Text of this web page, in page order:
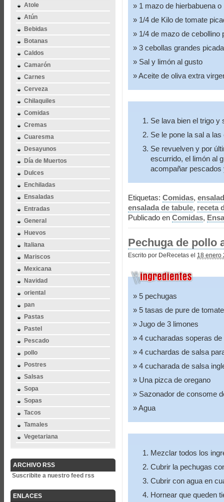
Atole
Atún
Bebidas
Botanas
Caldos
Camarón
Carnes
Cerveza
Chilaquiles
Comidas
Cremas
Cuaresma
Desayunos
Día de Muertos
Dulces
Enchiladas
Ensaladas
Entradas
General
Huevos
Italiana
Mariscos
Mexicana
Navidad
oriental
pan
Pastas
Pastel
Pescado
pollo
Postres
Salsas
Sopa
Sopas
Tacos
Tamales
Vegetariana
ARCHIVO RSS
Suscribite a nuestro feed rss
ENLACES
1 mazo de hierbabuena
1/4 de Kilo de tomate
1/4 de mazo de cebollino
3 cebollas grandes
Sal y limón al gusto
Aceite de oliva extra
Se lava bien el trigo y
Se le pone la sal a
Se revuelven y por
escurrido, el limón al
acompañar
Etiquetas: Comidas,
ensalada de tabule, receta
Publicado en Comidas,
Pechuga de pollo
Escrito por DeRecetas el 18 enero
5 pechugas
5 tasas de pure de tomate
Jugo de 3 limones
4 cucharadas soperas
4 cuchardas de salsa
4 cucharada de salsa
Una pizca de oregano
Sazonador de consome
Agua
Mezclar todos los
Cubrir la pechugas
Cubrir con agua en
Hornear que queden